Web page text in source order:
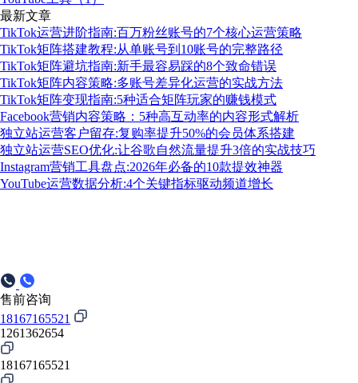
最新文章
TikTok运营进阶指南:百万粉丝账号的7个核心运营策略
TikTok矩阵搭建教程:从单账号到10账号的完整路径
TikTok矩阵避坑指南:新手最容易踩的8个致命错误
TikTok矩阵内容策略:多账号差异化运营的实战方法
TikTok矩阵变现指南:5种适合矩阵玩家的赚钱模式
Facebook营销内容策略：5种高互动率的内容形式解析
独立站运营客户留存:复购率提升50%的会员体系搭建
独立站运营SEO优化:让谷歌自然流量提升3倍的实战技巧
Instagram营销工具盘点:2026年必备的10款提效神器
YouTube运营数据分析:4个关键指标驱动频道增长
售前咨询
18167165521
1261362654
18167165521